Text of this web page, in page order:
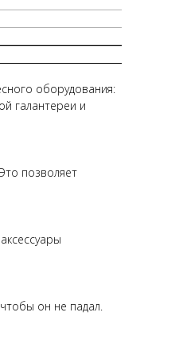
оборудования:
галантереи и
позволяет
он не падал.